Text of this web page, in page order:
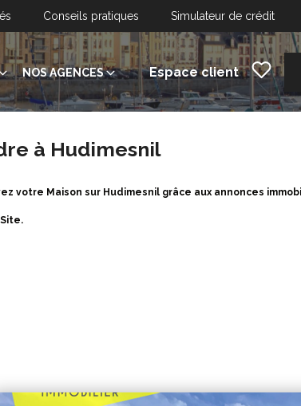
Conseils pratiques Simulateur de crédit
NOS AGENCES Espace client
à Hudimesnil
votre Maison sur Hudimesnil grâce aux annonces